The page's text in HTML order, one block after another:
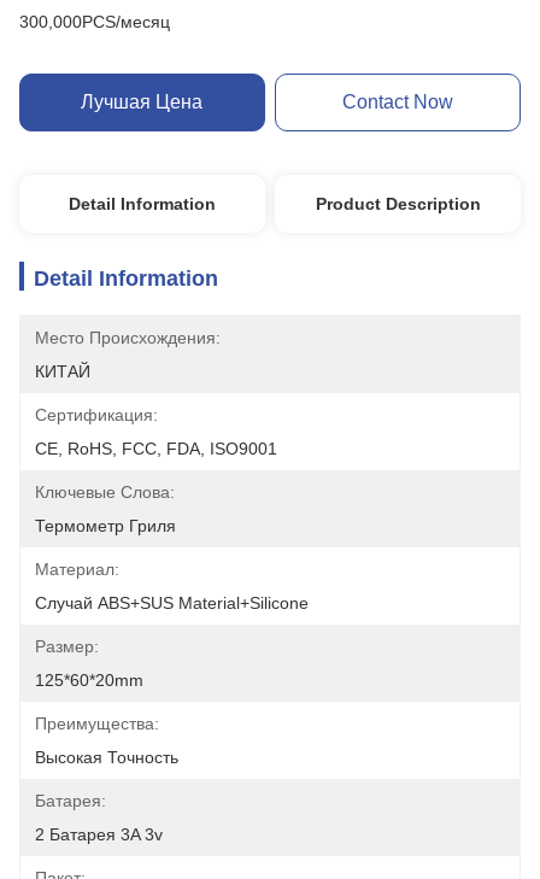
300,000PCS/месяц
Лучшая Цена Contact Now
Detail Information Product Description
Detail Information
Место Происхождения:
КИТАЙ
Сертификация:
CE, RoHS, FCC, FDA, ISO9001
Ключевые Слова:
Термометр Гриля
Материал:
Случай ABS+SUS Material+Silicone
Размер:
125*60*20mm
Преимущества:
Высокая Точность
Батарея:
2 Батарея 3A 3v